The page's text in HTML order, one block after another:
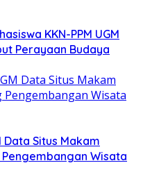
KKN-PPM UGM
Perayaan Budaya
Data Situs Makam
Wisata